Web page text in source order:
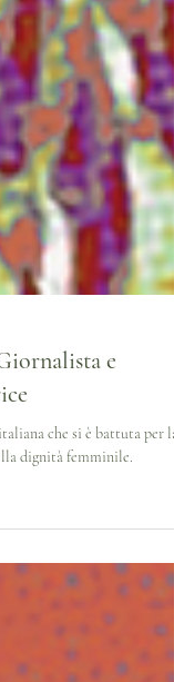
e
che si è battuta per la
dignità femminile.